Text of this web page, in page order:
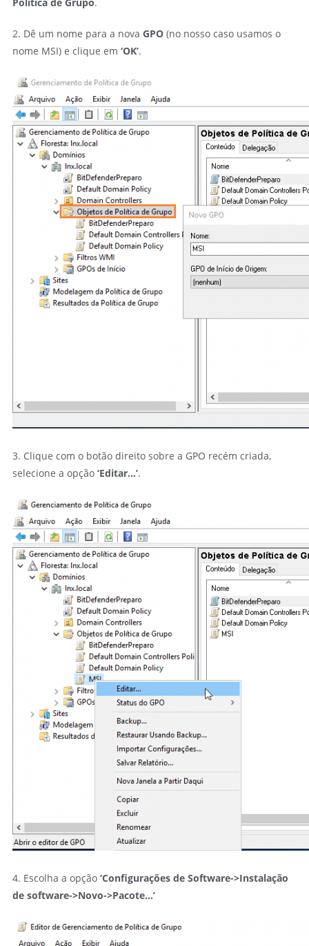
2. Dê um nome para a nova GPO (no nosso caso usamos o
nome MSI) e clique em ‘OK’.
3. Clique com o botão direito sobre a GPO recém criada,
selecione a opção ‘Editar…’.
4. Escolha a opção ‘Configurações de Software->Instalação
de software->Novo->Pacote…’